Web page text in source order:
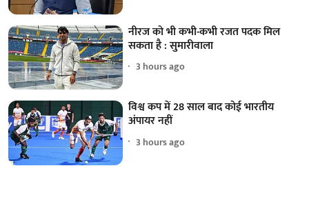
नीरज को भी कभी-कभी रजत पदक मिल
सकता है : सुमारीवाला
3 hours ago
विश्व कप में 28 साल बाद कोई भारतीय
अंपायर नहीं
3 hours ago